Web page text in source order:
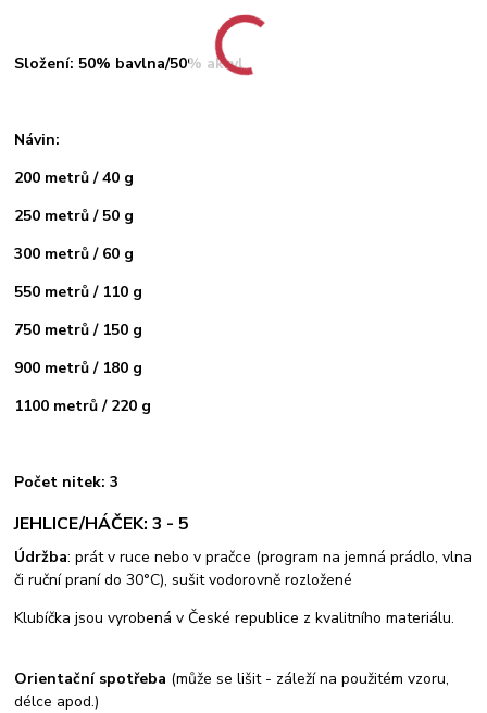
Složení: 50% bavlna/50% akryl
Návin:
200 metrů / 40 g
250 metrů / 50 g
300 metrů / 60 g
550 metrů / 110 g
750 metrů / 150 g
900 metrů / 180 g
1100 metrů / 220 g
Počet nitek: 3
JEHLICE/HÁČEK: 3 - 5
Údržba: prát v ruce nebo v pračce (program na jemná prádlo, vlna
či ruční praní do 30°C), sušit vodorovně rozložené
Klubíčka jsou vyrobená v České republice z kvalitního materiálu.
Orientační spotřeba (může se lišit - záleží na použitém vzoru,
délce apod.)